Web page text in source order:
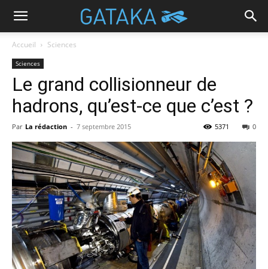
Accueil Sciences
Sciences
Le grand collisionneur de
hadrons, qu’est-ce que c’est ?
Par La rédaction - 7 septembre 2015 0
5371